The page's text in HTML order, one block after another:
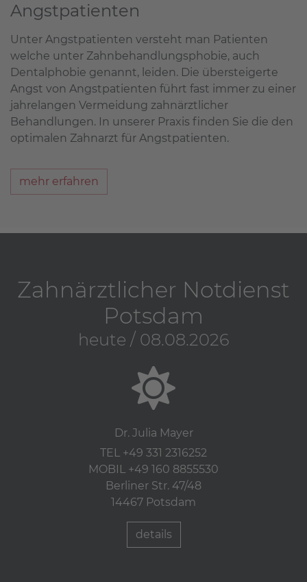
Angstpatienten
Unter Angstpatienten versteht man Patienten
welche unter Zahnbehandlungsphobie, auch
Dentalphobie genannt, leiden. Die übersteigerte
Angst von Angstpatienten führt fast immer zu einer
jahrelangen Vermeidung zahnärztlicher
Behandlungen. In unserer Praxis finden Sie die den
optimalen Zahnarzt für Angstpatienten.
mehr erfahren
Zahnärztlicher Notdienst
Potsdam
heute / 08.08.2026
Dr. Julia Mayer
TEL +49 331 2316252
MOBIL +49 160 8855530
Berliner Str. 47/48
14467 Potsdam
details